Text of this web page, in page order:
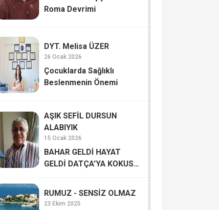
Roma Devrimi
DYT. Melisa ÜZER
26 Ocak 2026
Çocuklarda Sağlıklı
Beslenmenin Önemi
AŞIK SEFİL DURSUN
ALABIYIK
15 Ocak 2026
BAHAR GELDİ HAYAT
GELDİ DATÇA’YA KOKUSU
RUMUZ - SENSİZ OLMAZ
23 Ekim 2025